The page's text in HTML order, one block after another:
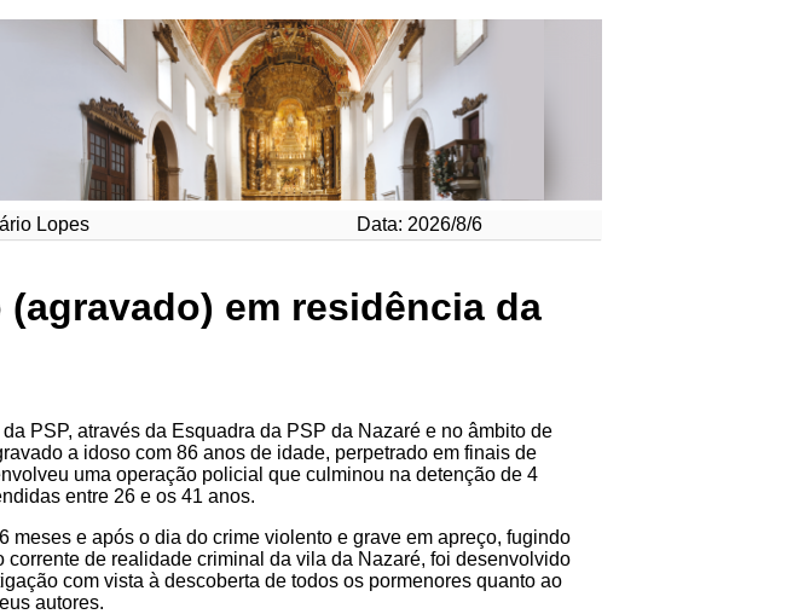
Lopes
Data: 2026/8/6
em residência da
PSP, através da Esquadra da PSP da Nazaré e no âmbito de
a idoso com 86 anos de idade, perpetrado em finais de
uma operação policial que culminou na detenção de 4
entre 26 e os 41 anos.
meses e após o dia do crime violento e grave em apreço, fugindo
corrente de realidade criminal da vila da Nazaré, foi desenvolvido
com vista à descoberta de todos os pormenores quanto ao
autores.